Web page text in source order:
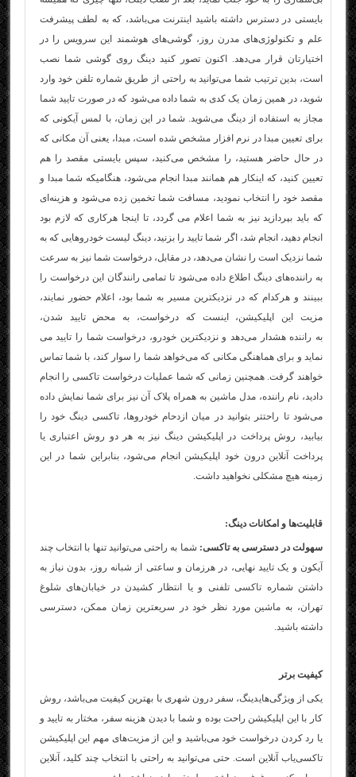
بایستی در دسترس داشته باشید اینترنت می‌باشد، که به لطف پیشرفت
علم و تکنولوژی‌های مدرن روز، گوشی‌های هوشمند این سرویس را در
اختیارتان قرار می‌دهد. اکنون تصور کنید دینگ روی گوشی شما نصب
است، بدین ترتیب شما می‌توانید به راحتی از طریق شماره تلفن خود وارد
شوید، در همین زمان یک کدی به شما داده می‌شود که در صورت تایید شما
مجاز به استفاده از دینگ می‌شوید. شما در این زمان، با لمس آیکونی که
برای تعیین مبدا در نرم افزار مشخص شده است، مبدا، یعنی آن مکانی که
در حال حاضر هستید، را مشخص می‌کنید، سپس بایستی مقصد را هم
تعیین کنید، که اینکار هم همانند مبدا انجام می‌شود، هنگامیکه شما مبدا و
مقصد خود را انتخاب نمودید، مسافت شما تخمین زده می‌شود و هزینه‌ای
که باید بپردازید نیز به شما اعلام می گردد، تا اینجا هرکاری که لازم بود
انجام دهید، انجام شد، اگر شما تایید را بزنید، دینگ لیست خودروهایی که به
شما نزدیک است را نشان می‌دهد، در مقابل، درخواست شما نیز به سرعت
به راننده‌های دینگ اطلاع داده می‌شود تا تمامی رانندگان این درخواست را
ببینند و هرکدام که در نزدیکترین مسیر به شما بود، اعلام حضور نمایند،
مزیت این اپلیکیشن، اینست که درخواست، به محض تایید شدن،
به رانندههشدار می‌دهد و نزدیکترین خودرو، درخواست شما را تایید می
نماید و برای هماهنگی مکانی که می‌خواهد شما را سوار کند، با شما تماس
خواهند گرفت. همچنین زمانی که شما عملیات درخواست تاکسی را انجام
دادید، نام راننده، مدل ماشین به همراه پلاک آن نیز برای شما نمایش داده
می‌شود تا راحتتر بتوانید در میان ازدحام خودروها، تاکسی دینگ خود را
بیابید، روش پرداخت در اپلیکیشن دینگ نیز به هر دو روش اعتباری یا
پرداخت آنلاین درون خود اپلیکیشن انجام می‌شود، بنابراین شما در این
زمینه هیچ مشکلی نخواهید داشت.
قابلیت‌ها و امکانات دینگ:
سهولت در دسترسی به تاکسی: شما به راحتی می‌توانید تنها با انتخاب چند
آیکون و یک تایید نهایی، در هرزمان و ساعتی از شبانه روز، بدون نیاز به
داشتن شماره تاکسی تلفنی و یا انتظار کشیدن در خیابان‌های شلوغ
تهران، به ماشین مورد نظر خود در سریعترین زمان ممکن، دسترسی
داشته باشید.
کیفیت برتر
یکی از ویژگی‌هایدینگ، سفر درون شهری با بهترین کیفیت می‌باشد، روش
کار با این اپلیکیشن راحت بوده و شما با دیدن هزینه سفر، مختار به تایید و
یا رد کردن درخواست خود می‌باشید و این از مزیت‌های مهم این اپلیکیشن
تاکسی‌یاب آنلاین است. حتی می‌توانید به راحتی با انتخاب چند کلید، آنلاین